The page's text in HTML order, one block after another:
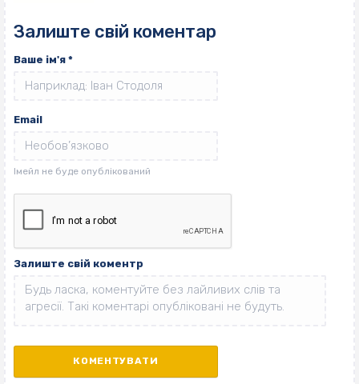
Залиште свій коментар
Ваше ім'я *
Email
Залиште свій коментр